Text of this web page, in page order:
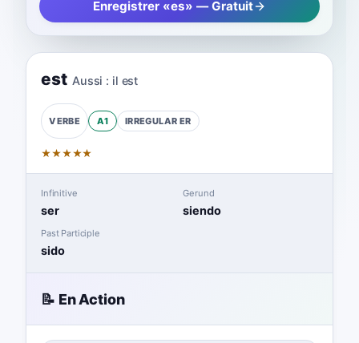
Enregistrer «es» — Gratuit
est Aussi : il est
VERBE A1 IRREGULAR ER
★★★★★
Infinitive
ser
Gerund
siendo
Past Participle
sido
📝 En Action